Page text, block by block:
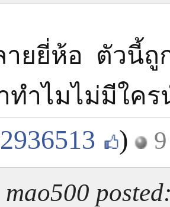
ายยี่ห้อ ตัวนี้
ทำไมไม่มีใค
2936513 )